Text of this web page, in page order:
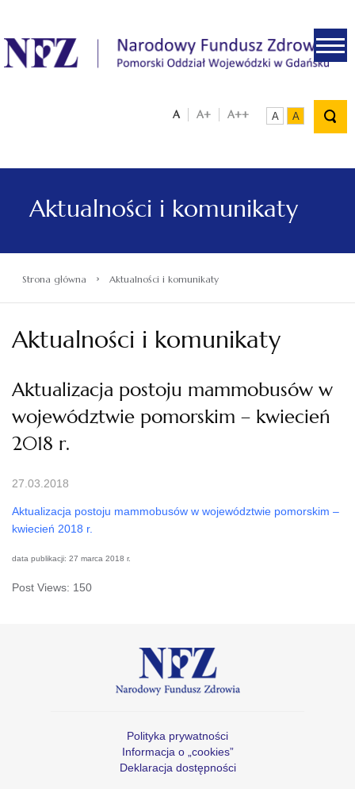
.
A A+ A++ A A
Aktualności i komunikaty
Strona główna › Aktualności i komunikaty
Aktualności i komunikaty
Aktualizacja postoju mammobusów w
województwie pomorskim – kwiecień
2018 r.
27.03.2018
Aktualizacja postoju mammobusów w województwie pomorskim –
kwiecień 2018 r.
data publikacji: 27 marca 2018 r.
Post Views: 150
Polityka prywatności
Informacja o „cookies”
Deklaracja dostępności